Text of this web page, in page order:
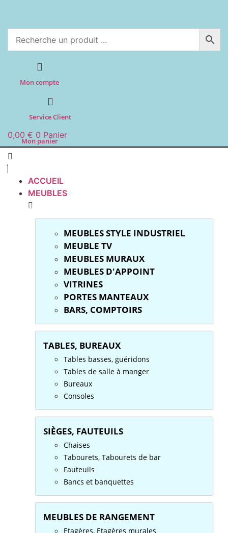
contenu
Mon compte
Service Client
0,00 € 0 Panier
Mon panier
ACCUEIL
MEUBLES
MEUBLES STYLE INDUSTRIEL
MEUBLE TV
MEUBLES MURAUX
MEUBLES D'APPOINT
VITRINES
PORTES MANTEAUX
BARS, COMPTOIRS
TABLES, BUREAUX
Tables basses, guéridons
Tables de salle à manger
Bureaux
Consoles
SIÈGES, FAUTEUILS
Chaises
Tabourets, Tabourets de bar
Fauteuils
Bancs et banquettes
MEUBLES DE RANGEMENT
Etagères, Etagères murales